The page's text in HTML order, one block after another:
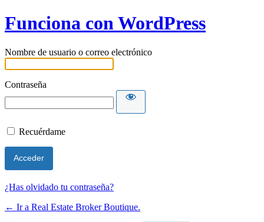
Funciona con WordPress
Nombre de usuario o correo electrónico
Contraseña
Recuérdame
¿Has olvidado tu contraseña?
← Ir a Real Estate Broker Boutique.